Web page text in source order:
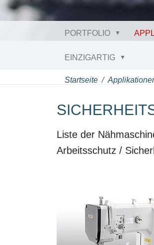
PORTFOLIO
EINZIGARTIG
Startseite
Liste der
Arbeitsschutz /